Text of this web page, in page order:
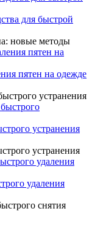
для быстрой
новые методы
пятен на одежде
устранения
устранения
устранения
удаления
снятия